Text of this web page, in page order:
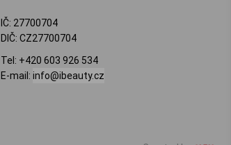
IČ: 27700704
DIČ: CZ27700704
Tel: +420 603 926 534
E-mail:info@ibeauty.cz